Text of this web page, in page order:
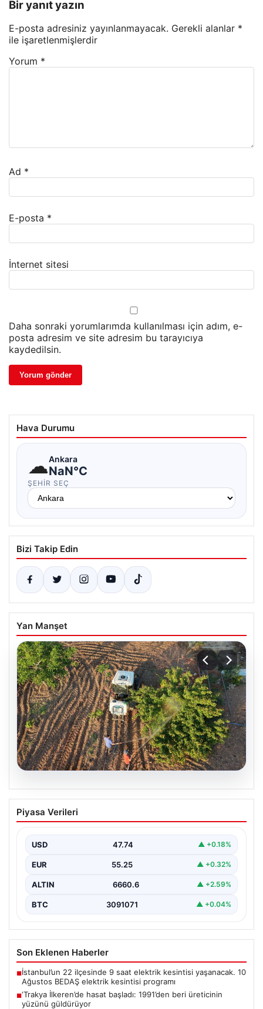
Bir yanıt yazın
E-posta adresiniz yayınlanmayacak. Gerekli alanlar *
ile işaretlenmişlerdir
Yorum *
Ad *
E-posta *
İnternet sitesi
Daha sonraki yorumlarımda kullanılması için adım, e-
posta adresim ve site adresim bu tarayıcıya
kaydedilsin.
Hava Durumu
☁Ankara
NaN°C
ŞEHIR SEÇ
Bizi Takip Edin
Yan Manşet
‘Trakya İlkeren’de hasat başladı:
1991’den beri üreticinin yüzünü
Piyasa Verileri
USD 47.74 ▲ +0.18%
EUR 55.25 ▲ +0.32%
ALTIN 6660.6 ▲ +2.59%
BTC 3091071 ▲ +0.04%
Son Eklenen Haberler
■İstanbul’un 22 ilçesinde 9 saat elektrik kesintisi yaşanacak. 10
Ağustos BEDAŞ elektrik kesintisi programı
■‘Trakya İlkeren’de hasat başladı: 1991’den beri üreticinin
yüzünü güldürüyor